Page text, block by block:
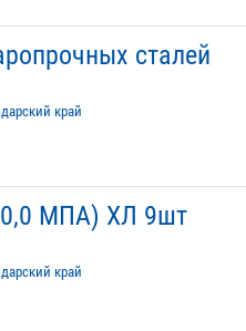
сталей
край
МПА) ХЛ 9шт
край